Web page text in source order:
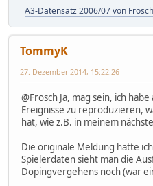
A3-Datensatz 2006/07 von Frosch
TommyK
27. Dezember 2014, 15:22:26
@Frosch Ja, mag sein, ich
Ereignisse zu reproduzieren,
hat, wie z.B. in meinem
Die originale Meldung hatte
Spielerdaten sieht man die
Dopingvergehens noch (war